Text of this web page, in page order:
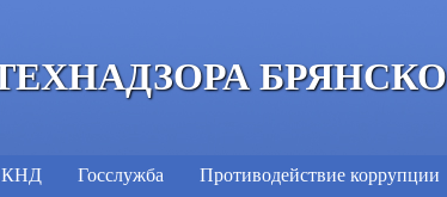
КНД Госслужба Противодействие коррупции